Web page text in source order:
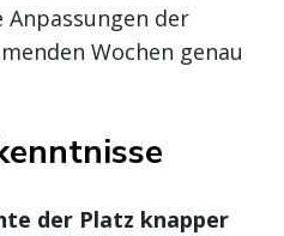
der
Wochen genau
der Platz knapper